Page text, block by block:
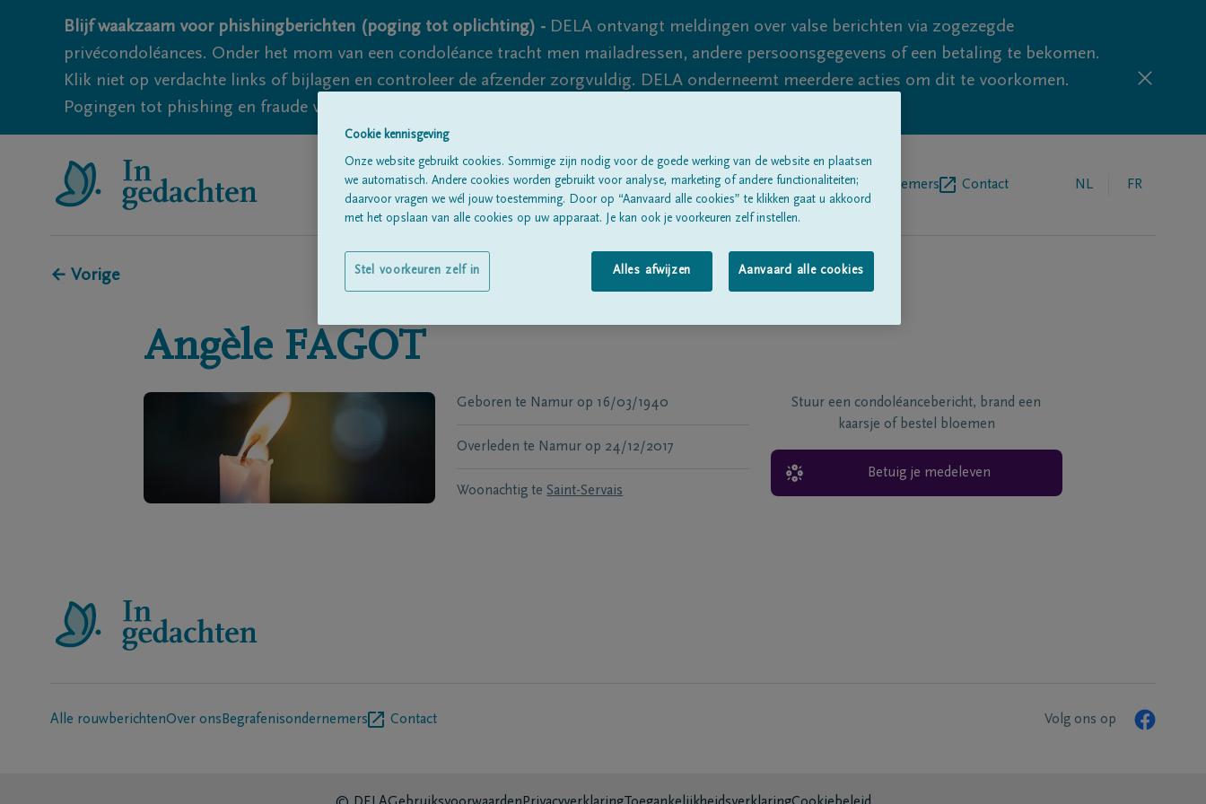
Blijf waakzaam voor phishingberichten (poging tot oplichting) - DELA ontvangt meldingen over valse berichten via zogezegde
privécondoléances. Onder het mom van een condoléance tracht men mailadressen, andere persoonsgegevens of een betaling te bekomen.
Klik niet op verdachte links of bijlagen en controleer de afzender zorgvuldig. DELA onderneemt meerdere acties om dit te voorkomen.
Pogingen tot phishing en fraude vallen echter nooit volledig uit te sluiten, dus blijf waakzaam.
Alle rouwberichten Over onsBegrafenisondernemers Contact NL FR
← Vorige
Angèle FAGOT
Geboren te Namur op 16/03/1940
Overleden te Namur op 24/12/2017
Woonachtig te Saint-Servais
Stuur een condoléancebericht, brand een
kaarsje of bestel bloemen
Betuig je medeleven
Alle rouwberichtenOver ons Begrafenisondernemers Contact Volg ons op
Cookie kennisgeving
Onze website gebruikt cookies. Sommige zijn nodig voor de goede werking van de website en plaatsen
we automatisch. Andere cookies worden gebruikt voor analyse, marketing of andere functionaliteiten;
daarvoor vragen we wél jouw toestemming. Door op “Aanvaard alle cookies” te klikken gaat u akkoord
met het opslaan van alle cookies op uw apparaat. Je kan ook je voorkeuren zelf instellen.
Alles afwijzen Aanvaard alle cookies
Stel voorkeuren zelf in